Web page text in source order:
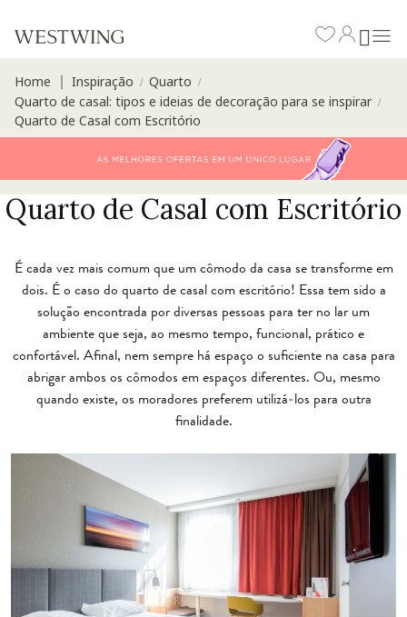
Home Inspiração / Quarto /
Quarto de casal: tipos e ideias de decoração para se inspirar /
Quarto de Casal com Escritório
Quarto de Casal com Escritório
É cada vez mais comum que um cômodo da casa se transforme em
dois. É o caso do quarto de casal com escritório! Essa tem sido a
solução encontrada por diversas pessoas para ter no lar um
ambiente que seja, ao mesmo tempo, funcional, prático e
confortável. Afinal, nem sempre há espaço o suficiente na casa para
abrigar ambos os cômodos em espaços diferentes. Ou, mesmo
quando existe, os moradores preferem utilizá-los para outra
finalidade.